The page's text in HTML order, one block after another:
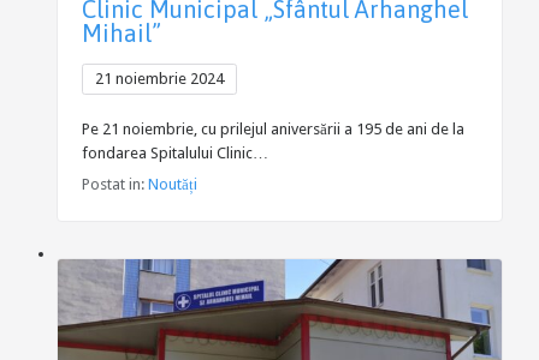
Clinic Municipal „Sfântul Arhanghel
Mihail”
21 noiembrie 2024
Pe 21 noiembrie, cu prilejul aniversării a 195 de ani de la
fondarea Spitalului Clinic…
Postat in: Noutăți